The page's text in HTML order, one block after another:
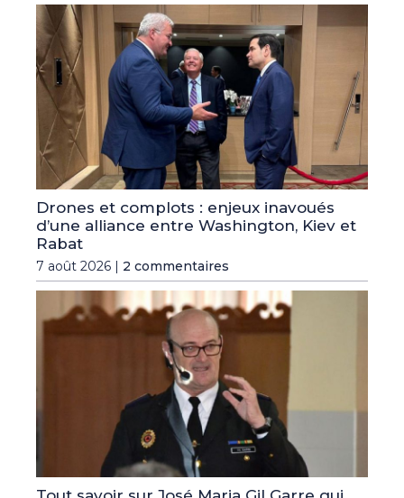
Drones et complots : enjeux inavoués
d’une alliance entre Washington, Kiev et
Rabat
7 août 2026 | 2 commentaires